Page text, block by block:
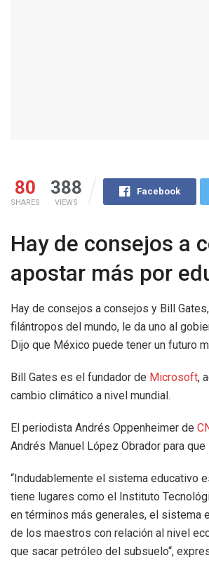
80
SHARES
388
VIEWS
Facebook
Hay de consejos a
apostar más por
Hay de consejos a consejos y Bill
filántropos del mundo, le da uno al
Dijo que México puede tener un futuro
Bill Gates es el fundador de Microsoft,
cambio climático a nivel mundial.
El periodista Andrés Oppenheimer de
Andrés Manuel López Obrador para
“Indudablemente el sistema educativo
tiene lugares como el Instituto
en términos más generales, el sistema
de los maestros con relación al nivel
que sacar petróleo del subsuelo“,